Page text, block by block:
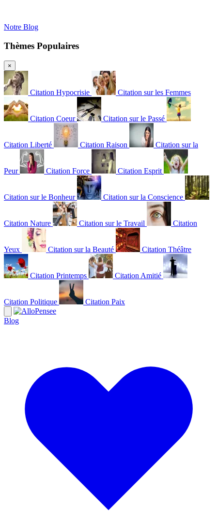
Notre Blog
Thèmes Populaires
×
Citation Hypocrisie Citation sur les Femmes
Citation Coeur Citation sur le Passé
Citation Liberté Citation Raison Citation sur la
Peur Citation Force Citation Esprit
Citation sur le Bonheur Citation sur la Conscience
Citation Nature Citation sur le Travail Citation
Yeux Citation sur la Beauté Citation Théâtre
Citation Printemps Citation Amitié
Citation Politique Citation Paix
Blog